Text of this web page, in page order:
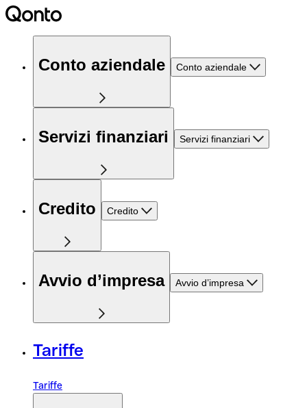
Conto aziendale Conto aziendale
Servizi finanziari Servizi finanziari
Credito Credito
Avvio d’impresa Avvio d’impresa
Tariffe
Tariffe